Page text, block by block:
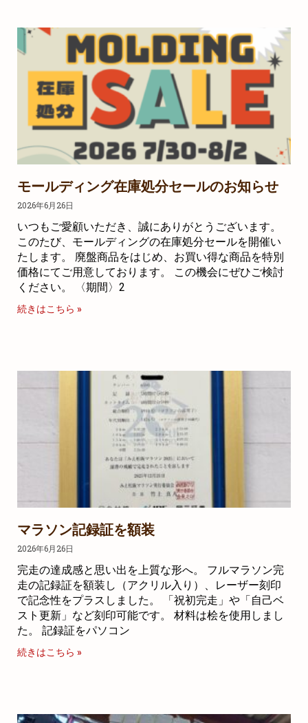
モールディング在庫処分セールのお知らせ
2026年6月26日
いつもご愛顧いただき、誠にありがとうございます。
このたび、モールディングの在庫処分セールを開催い
たします。 廃盤商品をはじめ、お買い得な商品を特別
価格にてご用意しております。 この機会にぜひご検討
ください。 〈期間〉2
続きはこちら »
マラソン記録証を額装
2026年6月26日
完走の達成感と思い出を上質な形へ。 フルマラソン完
走の記録証を額装し（アクリル入り）、レーザー刻印
で記念性をプラスしました。 「祝初完走」や「自己ベ
スト更新」など刻印可能です。 材料は桧を使用しまし
た。 記録証をパソコン
続きはこちら »